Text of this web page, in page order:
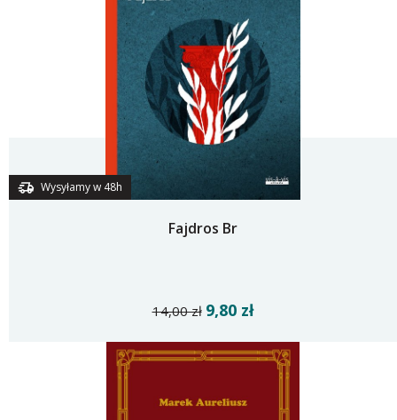
Wysyłamy w 48h
Fajdros Br
14,00 zł 9,80 zł